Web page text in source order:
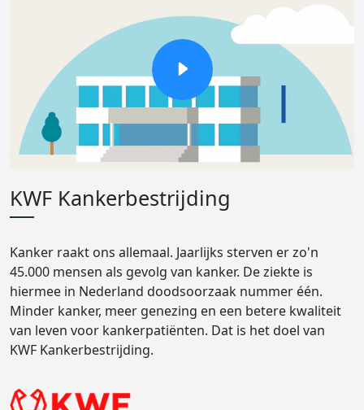
KWF Kankerbestrijding
Kanker raakt ons allemaal. Jaarlijks sterven er zo'n
45.000 mensen als gevolg van kanker. De ziekte is
hiermee in Nederland doodsoorzaak nummer één.
Minder kanker, meer genezing en een betere kwaliteit
van leven voor kankerpatiënten. Dat is het doel van
KWF Kankerbestrijding.